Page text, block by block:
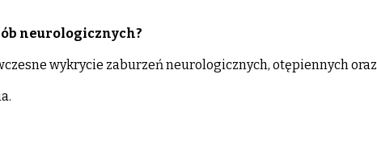
neurologicznych?
wykrycie zaburzeń neurologicznych, otępiennych oraz